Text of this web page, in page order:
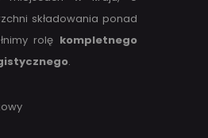
składowania ponad
rolę kompletnego
.